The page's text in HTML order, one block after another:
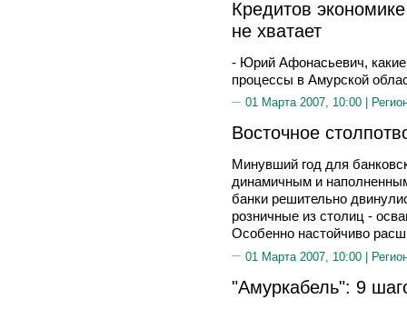
Кредитов
не хватает
- Юрий Афонасьевич,
процессы в Амурской
01 Марта 2007, 10:00 |
Восточное
Минувший год для
динамичным и
банки решительно
розничные из столиц -
Особенно настойчиво
01 Марта 2007, 10:00 |
"Амуркабель": 9